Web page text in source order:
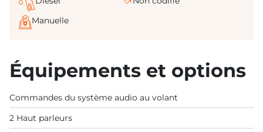
Manuelle
Équipements et options
Commandes du système audio au volant
2 Haut parleurs